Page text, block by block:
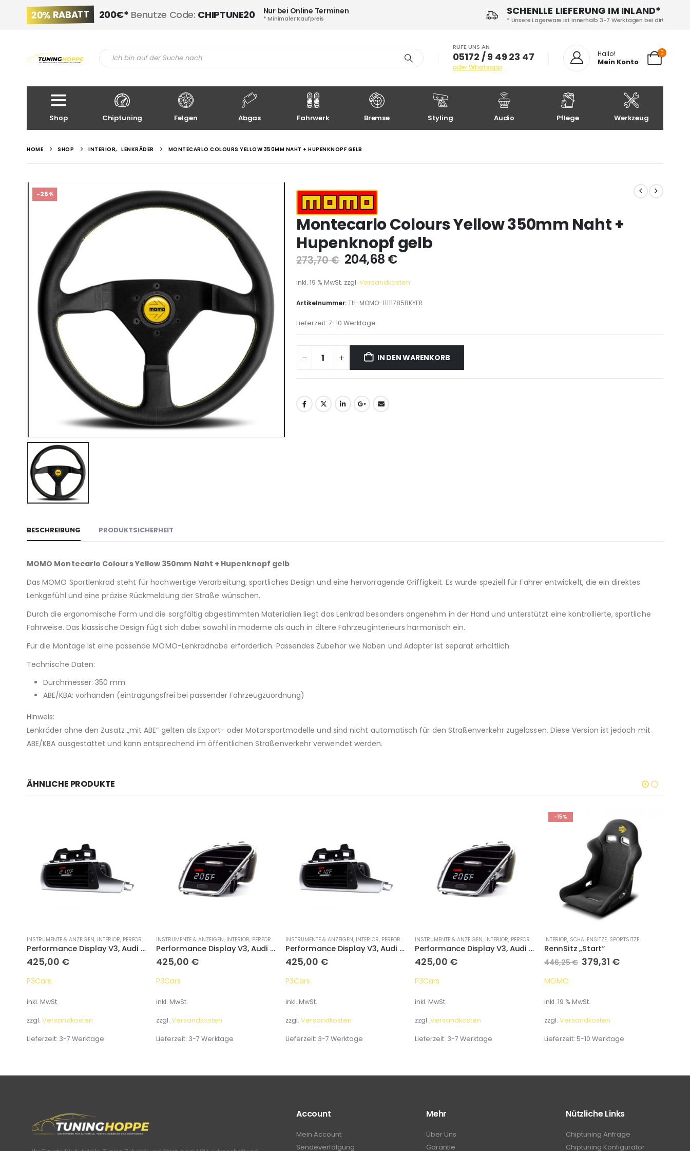
SCHENLLE LIEFERUNG IM INLAND*
* Unsere Lagerware ist innerhalb 3-7 Werktagen bei dir!
20% RABATT 200€* Benutze Code: CHIPTUNE20 Nur bei Online Terminen
* Minimaler Kaufpreis
RUFE UNS AN
05172 / 9 49 23 47
oder Whatsapp
Hallo!
Mein Konto
0
Shop Chiptuning Felgen Abgas Fahrwerk Bremse Styling Audio Pflege Werkzeug
HOME SHOP INTERIOR, LENKRÄDER MONTECARLO COLOURS YELLOW 350MM NAHT + HUPENKNOPF GELB
-25%
Montecarlo Colours Yellow 350mm Naht +
Hupenknopf gelb
273,70€ 204,68 €
inkl. 19 % MwSt. zzgl. Versandkosten
Artikelnummer:TH-MOMO-11111785BKYER
Lieferzeit: 7-10 Werktage
IN DEN WARENKORB
BESCHREIBUNG PRODUKTSICHERHEIT
MOMO Montecarlo Colours Yellow 350mm Naht + Hupenknopf gelb
Das MOMO Sportlenkrad steht für hochwertige Verarbeitung, sportliches Design und eine hervorragende Griffigkeit. Es wurde speziell für Fahrer entwickelt, die ein direktes
Lenkgefühl und eine präzise Rückmeldung der Straße wünschen.
Durch die ergonomische Form und die sorgfältig abgestimmten Materialien liegt das Lenkrad besonders angenehm in der Hand und unterstützt eine kontrollierte, sportliche
Fahrweise. Das klassische Design fügt sich dabei sowohl in moderne als auch in ältere Fahrzeuginterieurs harmonisch ein.
Für die Montage ist eine passende MOMO-Lenkradnabe erforderlich. Passendes Zubehör wie Naben und Adapter ist separat erhältlich.
Technische Daten:
Durchmesser: 350 mm
ABE/KBA: vorhanden (eintragungsfrei bei passender Fahrzeugzuordnung)
Hinweis:
Lenkräder ohne den Zusatz „mit ABE“ gelten als Export- oder Motorsportmodelle und sind nicht automatisch für den Straßenverkehr zugelassen. Diese Version ist jedoch mit
ABE/KBA ausgestattet und kann entsprechend im öffentlichen Straßenverkehr verwendet werden.
ÄHNLICHE PRODUKTE
INSTRUMENTE & ANZEIGEN, INTERIOR, PERFORMANCE DISPLAYS
Performance Display V3, Audi A7 / S7 / RS7 2012-2018
425,00 €
P3Cars
inkl. MwSt.
zzgl. Versandkosten
Lieferzeit: 3-7 Werktage
INSTRUMENTE & ANZEIGEN, INTERIOR, PERFORMANCE DISPLAYS
Performance Display V3, Audi A4 / S4 / RS4 B8 2008-2016
425,00 €
P3Cars
inkl. MwSt.
zzgl. Versandkosten
Lieferzeit: 3-7 Werktage
INSTRUMENTE & ANZEIGEN, INTERIOR, PERFORMANCE DISPLAYS
Performance Display V3, Audi A6 / S6 / RS6 C7 2012-2018
425,00 €
P3Cars
inkl. MwSt.
zzgl. Versandkosten
Lieferzeit: 3-7 Werktage
INSTRUMENTE & ANZEIGEN, INTERIOR, PERFORMANCE DISPLAYS
Performance Display V3, Audi A5 / S5 / RS5 B8 2008-2016
425,00 €
P3Cars
inkl. MwSt.
zzgl. Versandkosten
Lieferzeit: 3-7 Werktage
-15%
INTERIOR, SCHALENSITZE, SPORTSITZE
RennSitz „Start“
446,25€ 379,31 €
MOMO
inkl. 19 % MwSt.
zzgl. Versandkosten
Lieferzeit: 5-10 Werktage
Account
Mein Account
Sendeverfolgung
Mehr
Über Uns
Garantie
Nützliche Links
Chiptuning Anfrage
Chiptuning Konfigurator